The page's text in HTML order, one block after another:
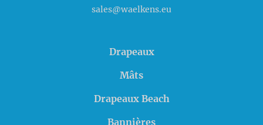
sales@waelkens.eu
Drapeaux
Mâts
Drapeaux Beach
Bannières